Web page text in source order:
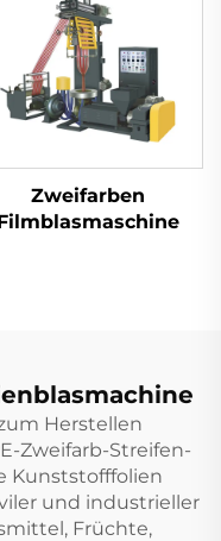
Zweifarben
Herstellen
Zweifarb-Streifen-
Kunststofffolien
und industrieller
Früchte,